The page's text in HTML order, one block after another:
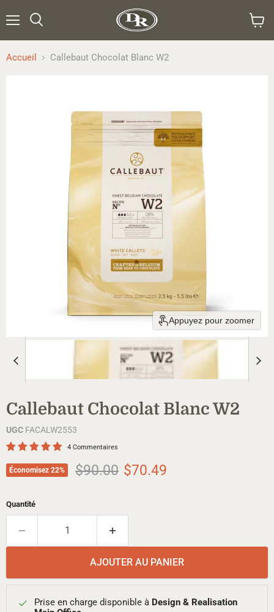
le
Accueil Callebaut Chocolat Blanc W2
Appuyez pour zoomer
Callebaut Chocolat Blanc W2
UGC FACALW2553
4 Commentaires
Économisez 22% Prix d'origine
$90.00 Prix actuel
$70.49
Quantité
AJOUTER AU PANIER
Prise en charge disponible à Design & Realisation